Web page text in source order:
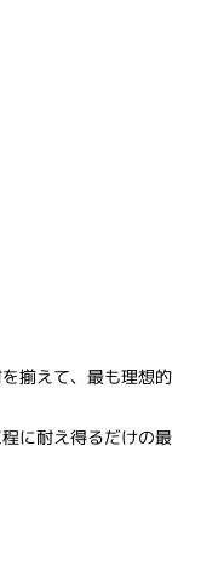
揃えて、最も理想的
に耐え得るだけの最